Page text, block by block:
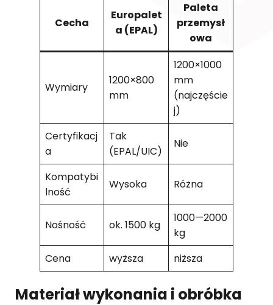
Cecha
Europalet
a (EPAL)
Paleta
przemysł
owa
Wymiary
1200×800
mm
1200×1000
mm
(najczęście
j)
Certyfikacj
a
Tak
(EPAL/UIC)
Nie
Kompatybi
lność
Wysoka Różna
Nośność ok. 1500 kg
1000—2000
kg
Cena
wyższa niższa
Materiał wykonania i obróbka